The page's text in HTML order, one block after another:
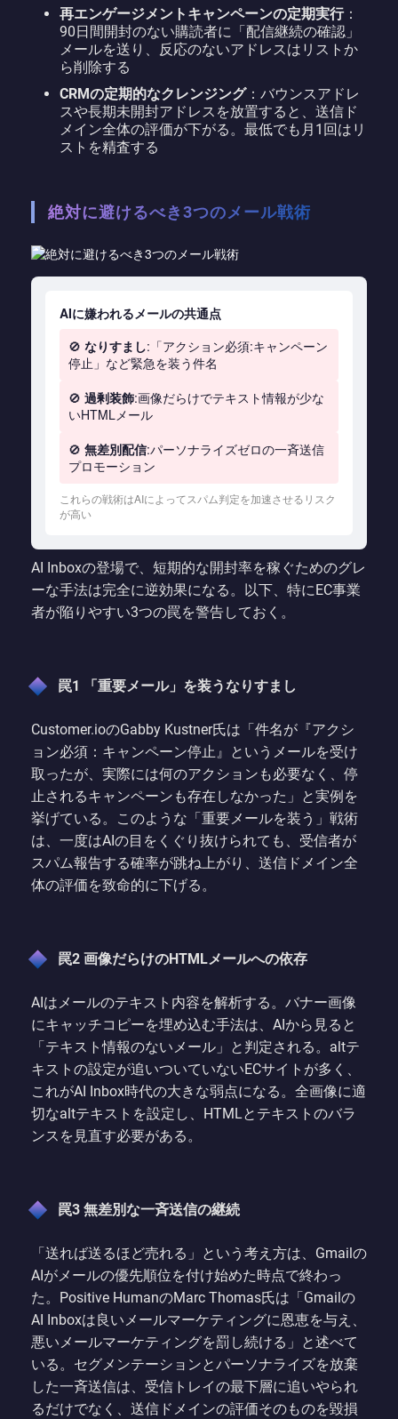
再エンゲージメントキャンペーンの定期実行：
90日間開封のない購読者に「配信継続の確認」
メールを送り、反応のないアドレスはリストか
ら削除する
CRMの定期的なクレンジング：バウンスアドレ
スや長期未開封アドレスを放置すると、送信ド
メイン全体の評価が下がる。最低でも月1回はリ
ストを精査する
絶対に避けるべき3つのメール戦術
AIに嫌われるメールの共通点
🚫 なりすまし:「アクション必須:キャンペーン
停止」など緊急を装う件名
🚫 過剰装飾:画像だらけでテキスト情報が少な
いHTMLメール
🚫 無差別配信:パーソナライズゼロの一斉送信
プロモーション
これらの戦術はAIによってスパム判定を加速させるリスク
が高い
AI Inboxの登場で、短期的な開封率を稼ぐためのグレ
ーな手法は完全に逆効果になる。以下、特にEC事業
者が陥りやすい3つの罠を警告しておく。
罠1 「重要メール」を装うなりすまし
Customer.ioのGabby Kustner氏は「件名が『アクシ
ョン必須：キャンペーン停止』というメールを受け
取ったが、実際には何のアクションも必要なく、停
止されるキャンペーンも存在しなかった」と実例を
挙げている。このような「重要メールを装う」戦術
は、一度はAIの目をくぐり抜けられても、受信者が
スパム報告する確率が跳ね上がり、送信ドメイン全
体の評価を致命的に下げる。
罠2 画像だらけのHTMLメールへの依存
AIはメールのテキスト内容を解析する。バナー画像
にキャッチコピーを埋め込む手法は、AIから見ると
「テキスト情報のないメール」と判定される。altテ
キストの設定が追いついていないECサイトが多く、
これがAI Inbox時代の大きな弱点になる。全画像に適
切なaltテキストを設定し、HTMLとテキストのバラ
ンスを見直す必要がある。
罠3 無差別な一斉送信の継続
「送れば送るほど売れる」という考え方は、Gmailの
AIがメールの優先順位を付け始めた時点で終わっ
た。Positive HumanのMarc Thomas氏は「Gmailの
AI Inboxは良いメールマーケティングに恩恵を与え、
悪いメールマーケティングを罰し続ける」と述べて
いる。セグメンテーションとパーソナライズを放棄
した一斉送信は、受信トレイの最下層に追いやられ
るだけでなく、送信ドメインの評価そのものを毀損